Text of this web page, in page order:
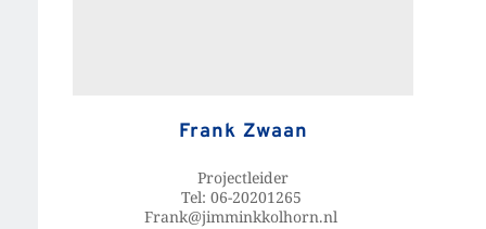
Frank Zwaan
Projectleider
Tel: 06-20201265
Frank@jimminkkolhorn.nl